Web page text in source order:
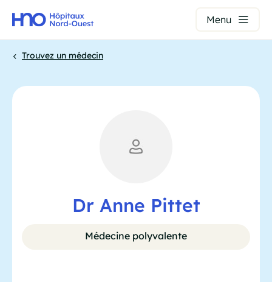
principal
Menu
d'Ariane
Trouvez un médecin
Dr Anne Pittet
Médecine polyvalente